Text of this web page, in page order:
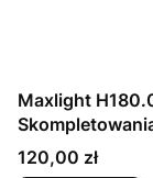
Maxlight
Cena
120,00 zł